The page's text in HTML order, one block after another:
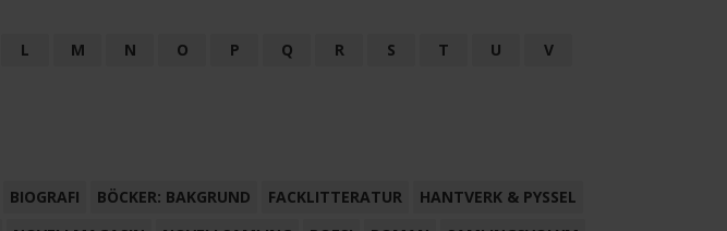
L M N O P Q R S T U
V
BIOGRAFI BÖCKER: BAKGRUND FACKLITTERATUR
HANTVERK & PYSSEL